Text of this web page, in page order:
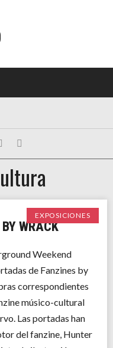
EXPOSICIONES
WRACK
Weekend
de Fanzines by
correspondientes
músico-cultural
Las portadas han
del fanzine, Hunter